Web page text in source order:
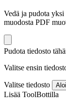
Vedä ja pudota
muodosta PDF
Pudota tiedosto
Valitse ensin
Valitse tiedosto
Lisää ToolBottilla